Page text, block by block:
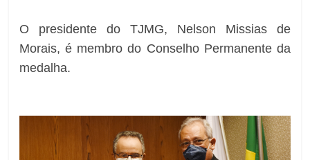
O presidente do TJMG, Nelson Missias de
Morais, é membro do Conselho Permanente da
medalha.